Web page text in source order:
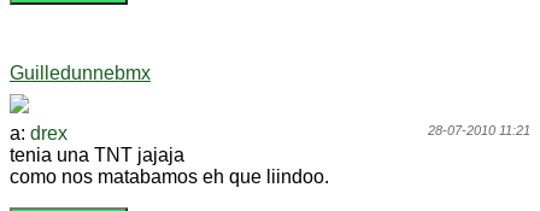
Guilledunnebmx
28-07-2010 11:21
a: drex
tenia una TNT jajaja
como nos matabamos eh que liindoo.